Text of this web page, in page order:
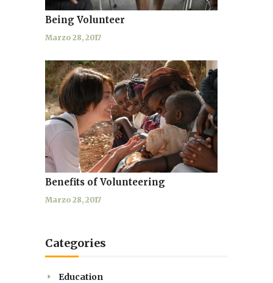
Being Volunteer
Marzo 28, 2017
Benefits of Volunteering
Marzo 28, 2017
Categories
Education